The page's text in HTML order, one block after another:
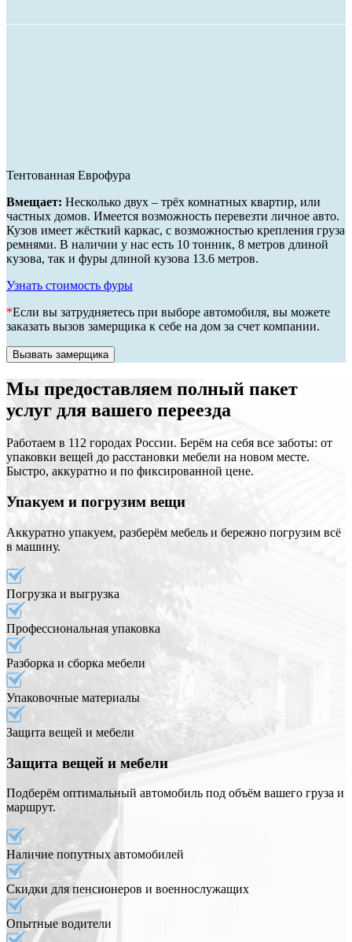
Тентованная Еврофура
Вмещает: Несколько двух – трёх комнатных квартир, или
частных домов. Имеется возможность перевезти личное авто.
Кузов имеет жёсткий каркас, с возможностью крепления груза
ремнями. В наличии у нас есть 10 тонник, 8 метров длиной
кузова, так и фуры длиной кузова 13.6 метров.
Узнать стоимость фуры
*Если вы затрудняетесь при выборе автомобиля, вы можете
заказать вызов замерщика к себе на дом за счет компании.
Вызвать замерщика
Мы предоставляем полный пакет
услуг для вашего переезда
Работаем в 112 городах России. Берём на себя все заботы: от
упаковки вещей до расстановки мебели на новом месте.
Быстро, аккуратно и по фиксированной цене.
Упакуем и погрузим вещи
Аккуратно упакуем, разберём мебель и бережно погрузим всё
в машину.
Погрузка и выгрузка
Профессиональная упаковка
Разборка и сборка мебели
Упаковочные материалы
Защита вещей и мебели
Защита вещей и мебели
Подберём оптимальный автомобиль под объём вашего груза и
маршрут.
Наличие попутных автомобилей
Скидки для пенсионеров и военнослужащих
Опытные водители